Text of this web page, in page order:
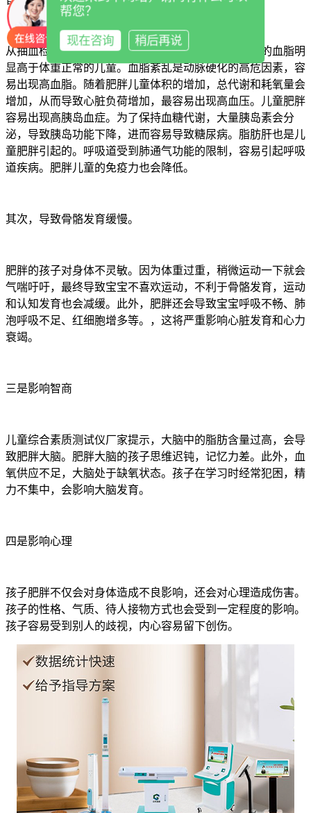
从抽血检测来看，儿童综合素质测试仪发现肥胖儿童的血脂明
显高于体重正常的儿童。血脂紊乱是动脉硬化的高危因素，容
易出现高血脂。随着肥胖儿童体积的增加，总代谢和耗氧量会
增加，从而导致心脏负荷增加，最容易出现高血压。儿童肥胖
容易出现高胰岛血症。为了保持血糖代谢，大量胰岛素会分
泌，导致胰岛功能下降，进而容易导致糖尿病。脂肪肝也是儿
童肥胖引起的。呼吸道受到肺通气功能的限制，容易引起呼吸
道疾病。肥胖儿童的免疫力也会降低。
其次，导致骨骼发育缓慢。
肥胖的孩子对身体不灵敏。因为体重过重，稍微运动一下就会
气喘吁吁，最终导致宝宝不喜欢运动，不利于骨骼发育，运动
和认知发育也会减缓。此外，肥胖还会导致宝宝呼吸不畅、肺
泡呼吸不足、红细胞增多等。，这将严重影响心脏发育和心力
衰竭。
三是影响智商
儿童综合素质测试仪厂家提示，大脑中的脂肪含量过高，会导
致肥胖大脑。肥胖大脑的孩子思维迟钝，记忆力差。此外，血
氧供应不足，大脑处于缺氧状态。孩子在学习时经常犯困，精
力不集中，会影响大脑发育。
四是影响心理
孩子肥胖不仅会对身体造成不良影响，还会对心理造成伤害。
孩子的性格、气质、待人接物方式也会受到一定程度的影响。
孩子容易受到别人的歧视，内心容易留下创伤。
帮您？
现在咨询 稍后再说